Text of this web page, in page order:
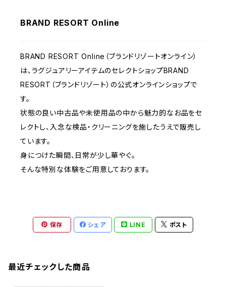
BRAND RESORT Online
BRAND RESORT Online（ブランドリゾートオンライン）
は、ラグジュアリーアイテムのセレクトショップBRAND
RESORT（ブランドリゾート）の公式オンラインショップで
す。
状態の良い中古品や未使用品の中から魅力的なお品をセ
レクトし、入念な検品・クリーニングを施したうえで販売し
ています。
身につけた瞬間、日常が少し華やぐ。
そんな特別な体験をご用意しております。
保存 シェア LINE ポスト
最近チェックした商品